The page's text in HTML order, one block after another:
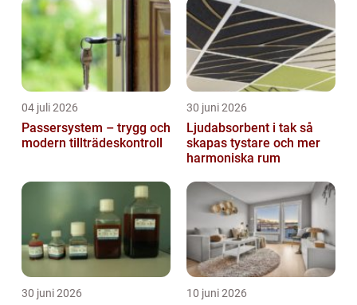
04 juli 2026
Passersystem – trygg och
modern tillträdeskontroll
30 juni 2026
Ljudabsorbent i tak så
skapas tystare och mer
harmoniska rum
30 juni 2026 10 juni 2026